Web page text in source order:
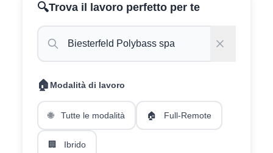
🔍Trova il lavoro perfetto per te
🏠 Modalità di lavoro
🌐 Tutte le modalità 🏠 Full-Remote
🏢 Ibrido